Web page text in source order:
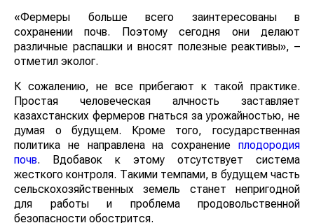
«Фермеры больше всего заинтересованы в
сохранении почв. Поэтому сегодня они делают
различные распашки и вносят полезные реактивы», –
отметил эколог.
К сожалению, не все прибегают к такой практике.
Простая человеческая алчность заставляет
казахстанских фермеров гнаться за урожайностью, не
думая о будущем. Кроме того, государственная
политика не направлена на сохранение плодородия
почв. Вдобавок к этому отсутствует система
жесткого контроля. Такими темпами, в будущем часть
сельскохозяйственных земель станет непригодной
для работы и проблема продовольственной
безопасности обострится.